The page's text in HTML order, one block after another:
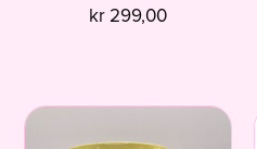
kr 299,00